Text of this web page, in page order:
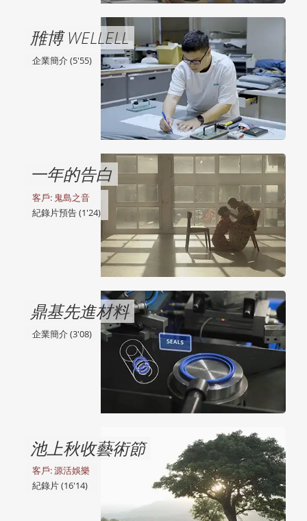
雃博 WELLELL
企業簡介 (5'55)
一年的告白
客戶: 鬼島之音
紀錄片預告 (1'24)
鼎基先進材料
企業簡介 (3'08)
池上秋收藝術節
客戶: 源活娛樂
紀錄片 (16'14)